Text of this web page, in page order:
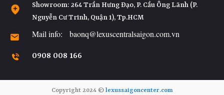
Showroom: 264 Trần Hưng Đạo, P. Cầu Ông Lãnh (P.
Nguyễn Cư Trinh, Quận 1), Tp.HCM
Mail info: baonq@lexuscentralsaigon.com.vn
0908 008 166
Copyright 2024 © lexussaigoncenter.com